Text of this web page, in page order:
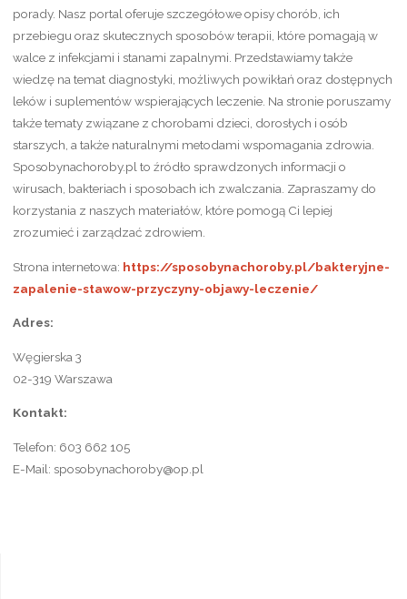
porady. Nasz portal oferuje szczegółowe opisy chorób, ich
przebiegu oraz skutecznych sposobów terapii, które pomagają w
walce z infekcjami i stanami zapalnymi. Przedstawiamy także
wiedzę na temat diagnostyki, możliwych powikłań oraz dostępnych
leków i suplementów wspierających leczenie. Na stronie poruszamy
także tematy związane z chorobami dzieci, dorosłych i osób
starszych, a także naturalnymi metodami wspomagania zdrowia.
Sposobynachoroby.pl to źródło sprawdzonych informacji o
wirusach, bakteriach i sposobach ich zwalczania. Zapraszamy do
korzystania z naszych materiałów, które pomogą Ci lepiej
zrozumieć i zarządzać zdrowiem.
Strona internetowa: https://sposobynachoroby.pl/bakteryjne-
zapalenie-stawow-przyczyny-objawy-leczenie/
Adres:
Węgierska 3
02-319 Warszawa
Kontakt:
Telefon: 603 662 105
E-Mail: sposobynachoroby@op.pl